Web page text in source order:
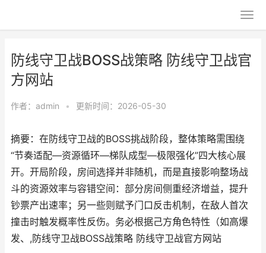
防线守卫战BOSS战策略 防线守卫战官
方网站
作者： admin • 更新时间：2026-05-30
摘要：在防线守卫战的BOSS挑战阶段，整体策略需围绕
“节奏适配—资源循环—梯队成型—极限强化”四大核心展
开。开局阶段，房间选择并非随机，而是直接影响整场战
斗的资源效率与容错空间：部分房间侧重经济增益，提升
钞票产出速率；另一些则赋予门口反击机制，在敌人首次
撞击时触发概率性反伤。务必根据己方角色特性（如高爆
发、,防线守卫战BOSS战策略 防线守卫战官方网站